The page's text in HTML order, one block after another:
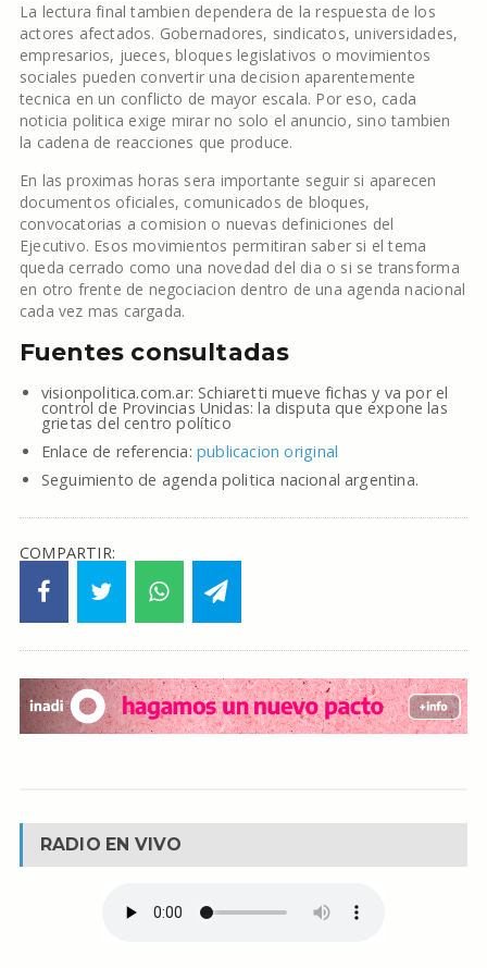
La lectura final tambien dependera de la respuesta de los
actores afectados. Gobernadores, sindicatos, universidades,
empresarios, jueces, bloques legislativos o movimientos
sociales pueden convertir una decision aparentemente
tecnica en un conflicto de mayor escala. Por eso, cada
noticia politica exige mirar no solo el anuncio, sino tambien
la cadena de reacciones que produce.
En las proximas horas sera importante seguir si aparecen
documentos oficiales, comunicados de bloques,
convocatorias a comision o nuevas definiciones del
Ejecutivo. Esos movimientos permitiran saber si el tema
queda cerrado como una novedad del dia o si se transforma
en otro frente de negociacion dentro de una agenda nacional
cada vez mas cargada.
Fuentes consultadas
visionpolitica.com.ar: Schiaretti mueve fichas y va por el
control de Provincias Unidas: la disputa que expone las
grietas del centro político
Enlace de referencia: publicacion original
Seguimiento de agenda politica nacional argentina.
COMPARTIR:
RADIO EN VIVO